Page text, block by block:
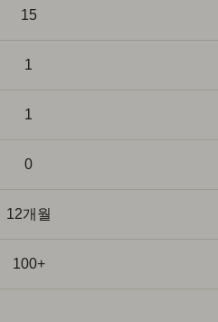
15
1
1
0
12개월
100+